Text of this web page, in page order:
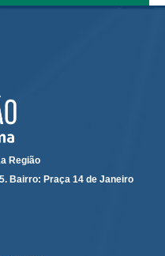
Saúde de Magistrados e
Infantil e de Estímulo à
Institucional Feminina
do Assédio
Discriminação
e Aquisições
Região
Bairro: Praça 14 de Janeiro